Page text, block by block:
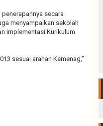
secara
menyampaikan sekolah
implementasi Kurikulum
sesuai arahan Kemenag,”